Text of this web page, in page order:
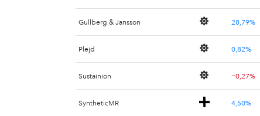
Gullberg & Jansson 28,79%
Plejd 0,82%
Sustainion −0,27%
SyntheticMR 4,50%